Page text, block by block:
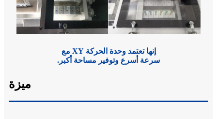
إنها تعتمد وحدة الحركة XY مع
سرعة أسرع وتوفير مساحة أكبر.
ميزة